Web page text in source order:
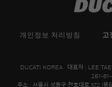
개인정보 처리방침 고
DUCATI KOREA 대표자 : LEE
261-
주소 : 서울시 성동구 천호대로 372 (